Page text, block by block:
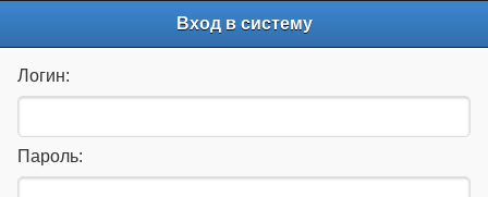
Вход в систему
Логин:
Пароль: